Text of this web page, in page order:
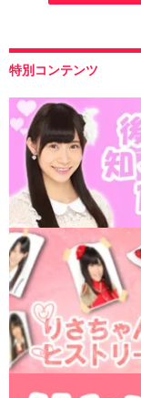
特別コンテンツ